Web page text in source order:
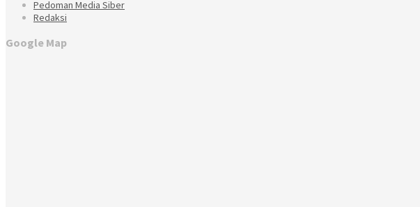
Pedoman Media Siber
Redaksi
Google Map